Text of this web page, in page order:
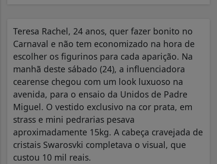
Teresa Rachel, 24 anos, quer fazer bonito no
Carnaval e não tem economizado na hora de
escolher os figurinos para cada aparição. Na
manhã deste sábado (24), a influenciadora
cearense chegou com um look luxuoso na
avenida, para o ensaio da Unidos de Padre
Miguel. O vestido exclusivo na cor prata, em
strass e mini pedrarias pesava
aproximadamente 15kg. A cabeça cravejada de
cristais Swarosvki completava o visual, que
custou 10 mil reais.